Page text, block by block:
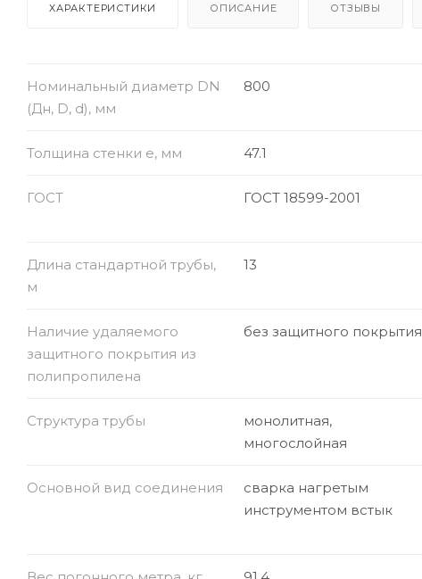
ХАРАКТЕРИСТИКИ ОПИСАНИЕ ОТЗЫВЫ
Номинальный диаметр DN
(Дн, D, d), мм
800
Толщина стенки e, мм 47.1
ГОСТ ГОСТ 18599-2001
Длина стандартной трубы,
м
13
Наличие удаляемого
защитного покрытия из
полипропилена
без защитного покрытия
Структура трубы
монолитная,
многослойная
Основной вид соединения
сварка нагретым
инструментом встык